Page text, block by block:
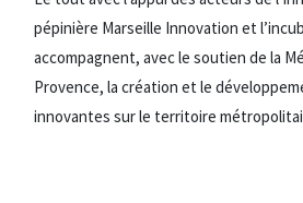
pépinière Marseille Innovation et
accompagnent, avec le soutien de la
Provence, la création et le
innovantes sur le territoire